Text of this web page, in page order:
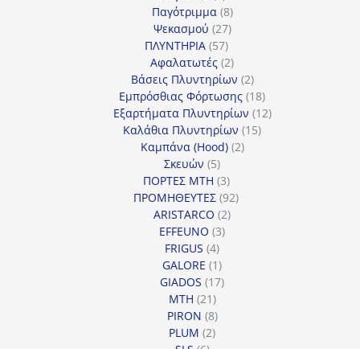
προϊόντα
Παγότριμμα 88
προϊόντα
Ψεκασμού 2727
προϊόντα
ΠΛΥΝΤΗΡΙΑ 5757
προϊόντα
Αφαλατωτές 22
προϊόντα
Βάσεις Πλυντηρίων 22
προϊόντα
Εμπρόσθιας Φόρτωσης 1818
προϊόντα
Εξαρτήματα Πλυντηρίων 1212
Καλάθια Πλυντηρίων 1515
Καμπάνα (Hood) 22
Σκευών 55
προϊόντα
ΠΟΡΤΕΣ MTH 33
προϊόντα
ΠΡΟΜΗΘΕΥΤΕΣ 9292
ARISTARCO 22
EFFEUNO 33
FRIGUS 44
προϊόντα
GALORE 11
προϊόν
GIADOS 1717
MTH 2121
προϊόντα
PIRON 88
προϊόντα
PLUM 22